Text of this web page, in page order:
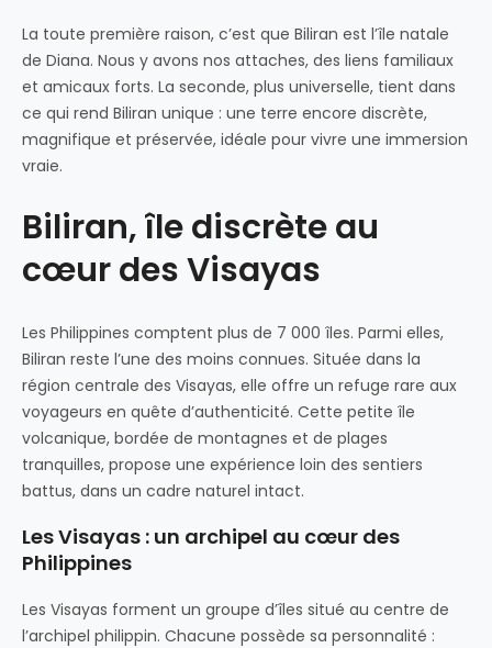
La toute première raison, c’est que Biliran est l’île natale
de Diana. Nous y avons nos attaches, des liens familiaux
et amicaux forts. La seconde, plus universelle, tient dans
ce qui rend Biliran unique : une terre encore discrète,
magnifique et préservée, idéale pour vivre une immersion
vraie.
Biliran, île discrète au
cœur des Visayas
Les Philippines comptent plus de 7 000 îles. Parmi elles,
Biliran reste l’une des moins connues. Située dans la
région centrale des Visayas, elle offre un refuge rare aux
voyageurs en quête d’authenticité. Cette petite île
volcanique, bordée de montagnes et de plages
tranquilles, propose une expérience loin des sentiers
battus, dans un cadre naturel intact.
Les Visayas : un archipel au cœur des
Philippines
Les Visayas forment un groupe d’îles situé au centre de
l’archipel philippin. Chacune possède sa personnalité :